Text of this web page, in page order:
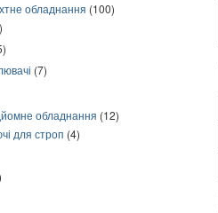
обладнання (100)
(7)
обладнання (12)
для строп (4)